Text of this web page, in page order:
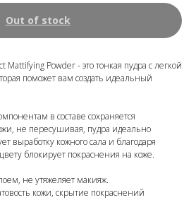
Out of stock
Powder - это тонкая пудра с легкой
поможет вам создать идеальный
в составе сохраняется
не пересушивая, пудра идеально
выработку кожного сала и благодаря
блокирует покраснения на коже.
не утяжеляет макияж.
кожи, скрытие покраснений